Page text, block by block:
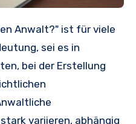
sei es in
bei der Erstellung
variieren, abhängig